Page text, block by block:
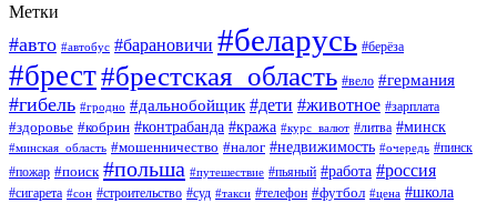
Метки
#авто #автобус #барановичи #беларусь #берёза
#брест#брестская_область #вело #германия
#гибель #гродно #дальнобойщик #дети #животное #зарплата
#здоровье #кобрин #контрабанда #кража #курс_валют #литва #минск
#минская_область #мошенничество #налог #недвижимость #очередь #пинск
#пожар #поиск #польша #путешествие #пьяный #работа #россия
#сигарета #сон #строительство #суд #такси #телефон #футбол #цена #школа